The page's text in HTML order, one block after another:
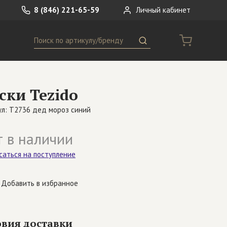
8 (846) 221-65-59 Личный кабинет
Другое
Поиск
Tezido
T2736 дед мороз синий
в наличии
на поступление
Добавить в избранное
доставки